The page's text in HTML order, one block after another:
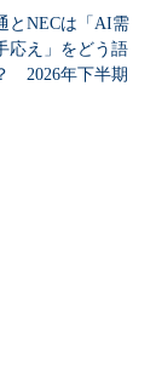
とNECは「AI需
応え」をどう語
2026年下半期